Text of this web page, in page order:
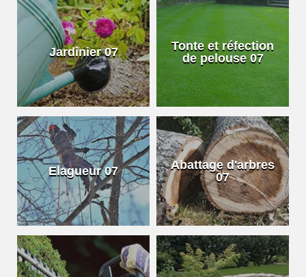
Jardinier 07
Tonte et réfection
de pelouse 07
Elagueur 07
Abattage d'arbres
07